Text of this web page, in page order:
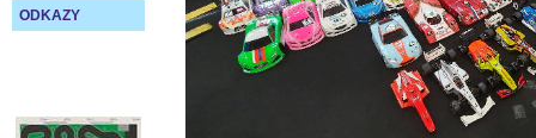
ODKAZY